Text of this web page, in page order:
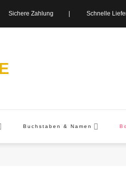
Sichere Zahlung | Schnelle
Buchstaben & Namen